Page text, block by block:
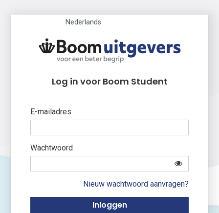
Nederlands
Log in voor Boom Student
E-mailadres
Wachtwoord
Nieuw wachtwoord aanvragen?